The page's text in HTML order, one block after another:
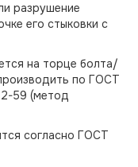
разрушение
его стыковки с
на торце болта/
по ГОСТ
59 (метод
согласно ГОСТ